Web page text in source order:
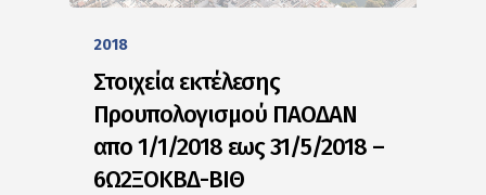
2018
Στοιχεία εκτέλεσης
Προυπολογισμού ΠΑΟΔΑΝ
απο 1/1/2018 εως 31/5/2018 –
6Ω2ΞΟΚΒΔ-ΒΙΘ